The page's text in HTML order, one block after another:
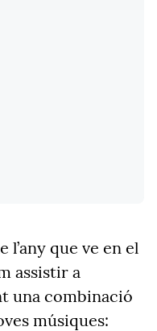
l’any que ve en el
assistir a
una combinació
músiques: